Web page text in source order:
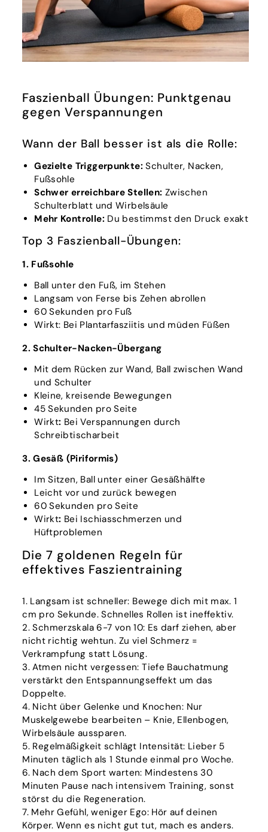
Faszienball Übungen: Punktgenau
gegen Verspannungen
Wann der Ball besser ist als die Rolle:
Gezielte Triggerpunkte: Schulter, Nacken,
Fußsohle
Schwer erreichbare Stellen: Zwischen
Schulterblatt und Wirbelsäule
Mehr Kontrolle:Du bestimmst den Druck exakt
Top 3 Faszienball-Übungen:
1. Fußsohle
Ball unter den Fuß, im Stehen
Langsam von Ferse bis Zehen abrollen
60 Sekunden pro Fuß
Wirkt: Bei Plantarfasziitis und müden Füßen
2. Schulter-Nacken-Übergang
Mit dem Rücken zur Wand, Ball zwischen Wand
und Schulter
Kleine, kreisende Bewegungen
45 Sekunden pro Seite
Wirkt: Bei Verspannungen durch
Schreibtischarbeit
3. Gesäß (Piriformis)
Im Sitzen, Ball unter einer Gesäßhälfte
Leicht vor und zurück bewegen
60 Sekunden pro Seite
Wirkt: Bei Ischiasschmerzen und
Hüftproblemen
Die 7 goldenen Regeln für
effektives Faszientraining
Langsam ist schneller: Bewege dich mit max. 1
cm pro Sekunde. Schnelles Rollen ist ineffektiv.
Schmerzskala 6-7 von 10: Es darf ziehen, aber
nicht richtig wehtun. Zu viel Schmerz =
Verkrampfung statt Lösung.
Atmen nicht vergessen: Tiefe Bauchatmung
verstärkt den Entspannungseffekt um das
Doppelte.
Nicht über Gelenke und Knochen: Nur
Muskelgewebe bearbeiten – Knie, Ellenbogen,
Wirbelsäule aussparen.
Regelmäßigkeit schlägt Intensität: Lieber 5
Minuten täglich als 1 Stunde einmal pro Woche.
Nach dem Sport warten: Mindestens 30
Minuten Pause nach intensivem Training, sonst
störst du die Regeneration.
Mehr Gefühl, weniger Ego: Hör auf deinen
Körper. Wenn es nicht gut tut, mach es anders.